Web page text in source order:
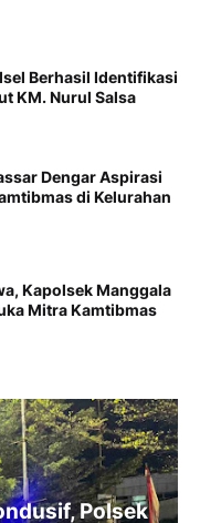
Berhasil Identifikasi
KM. Nurul Salsa
Dengar Aspirasi
di Kelurahan
Kapolsek Manggala
Mitra Kamtibmas
Polsek